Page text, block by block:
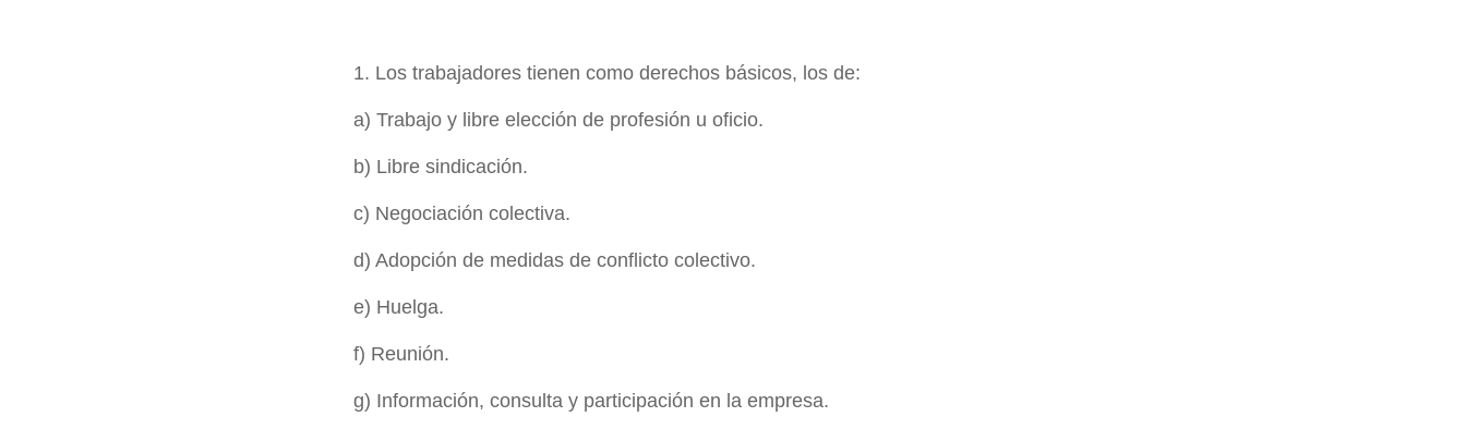
1. Los trabajadores tienen como derechos básicos, los de:
a) Trabajo y libre elección de profesión u oficio.
b) Libre sindicación.
c) Negociación colectiva.
d) Adopción de medidas de conflicto colectivo.
e) Huelga.
f) Reunión.
g) Información, consulta y participación en la empresa.